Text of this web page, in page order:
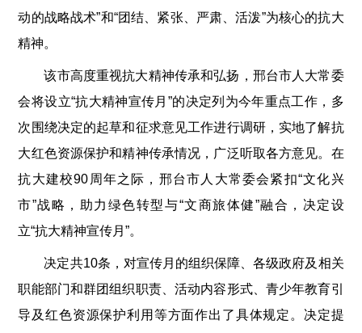
动的战略战术”和“团结、紧张、严肃、活泼”为核心的抗大
精神。
该市高度重视抗大精神传承和弘扬，邢台市人大常委
会将设立“抗大精神宣传月”的决定列为今年重点工作，多
次围绕决定的起草和征求意见工作进行调研，实地了解抗
大红色资源保护和精神传承情况，广泛听取各方意见。在
抗大建校90周年之际，邢台市人大常委会紧扣“文化兴
市”战略，助力绿色转型与“文商旅体健”融合，决定设
立“抗大精神宣传月”。
决定共10条，对宣传月的组织保障、各级政府及相关
职能部门和群团组织职责、活动内容形式、青少年教育引
导及红色资源保护利用等方面作出了具体规定。决定提